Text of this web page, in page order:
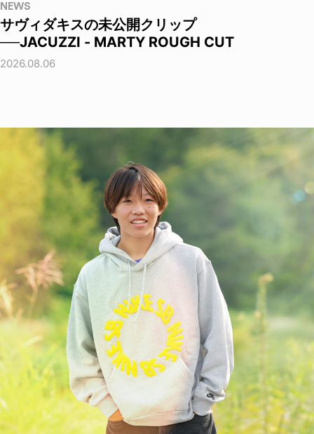
NEWS
サヴィダキスの未公開クリップ
──JACUZZI - MARTY ROUGH CUT
2026.08.06